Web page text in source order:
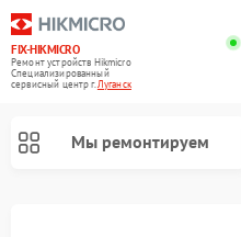
FIX-HIKMICRO
Ремонт устройств Hikmicro
Специализированный
cервисный центр г.Луганск
Мы ремонтируем